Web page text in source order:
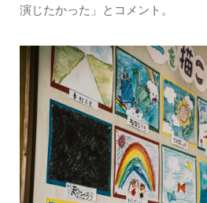
演じたかった」とコメント。